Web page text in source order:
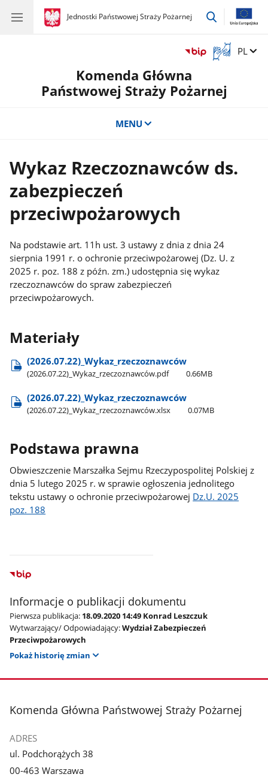
gov.pl
Jednostki Państwowej Straży Pożarnej
gov.pl
Jednostki
przejdź
Otwórz
okno
tłumaczem
języka
Zmień
PL
Komenda Główna
Państwowej Straży Pożarnej
MENU
Wykaz Rzeczoznawców ds.
zabezpieczeń
przeciwpożarowych
Na podstawie art. 11h ust. 3 ustawy z dnia z dnia 24
sierpnia 1991 r. o ochronie przeciwpożarowej (Dz. U. z
2025 r. poz. 188 z późn. zm.) udostępnia się wykaz
rzeczoznawców do spraw zabezpieczeń
przeciwpożarowych.
Materiały
(2026.07.22)​_Wykaz​_rzeczoznawców
(2026.07.22)​_Wykaz​_rzeczoznawców.pdf 0.66MB
(2026.07.22)​_Wykaz​_rzeczoznawców
(2026.07.22)​_Wykaz​_rzeczoznawców.xlsx 0.07MB
Podstawa prawna
Obwieszczenie Marszałka Sejmu Rzeczypospolitej Polskiej z
dnia 5 lutego 2025 r. w sprawie ogłoszenia jednolitego
tekstu ustawy o ochronie przeciwpożarowej Dz.U. 2025
poz. 188
Informacje o publikacji dokumentu
Pierwsza publikacja: 18.09.2020 14:49 Konrad Leszczuk
Wytwarzający/ Odpowiadający:Wydział Zabezpieczeń
Przeciwpożarowych
Pokaż historię zmian
stopka
Komenda Główna Państwowej Straży Pożarnej
ADRES
ul. Podchorążych 38
00-463 Warszawa